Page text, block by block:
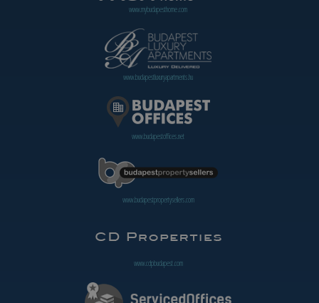
www.mybudapesthome.com
www.budapestluxuryapartments.hu
www.budapestoffices.net
www.budapestpropertysellers.com
www.cdpbudapest.com